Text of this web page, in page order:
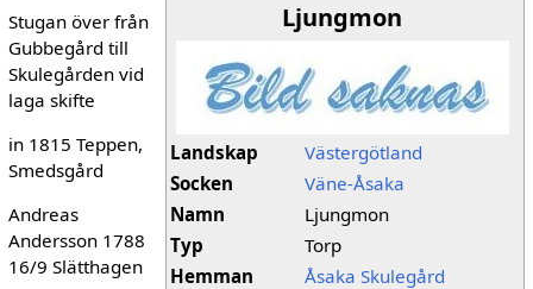
Ljungmon
Landskap
Västergötland
Socken
Väne-Åsaka
Namn
Ljungmon
Typ
Torp
Hemman
Åsaka Skulegård
Stugan över från
Gubbegård till
Skulegården vid
laga skifte
in 1815 Teppen,
Smedsgård
Andreas
Andersson 1788
16/9 Slätthagen